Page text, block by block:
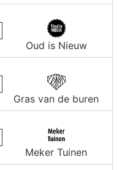
Oud is Nieuw
Gras van de buren
Meker Tuinen